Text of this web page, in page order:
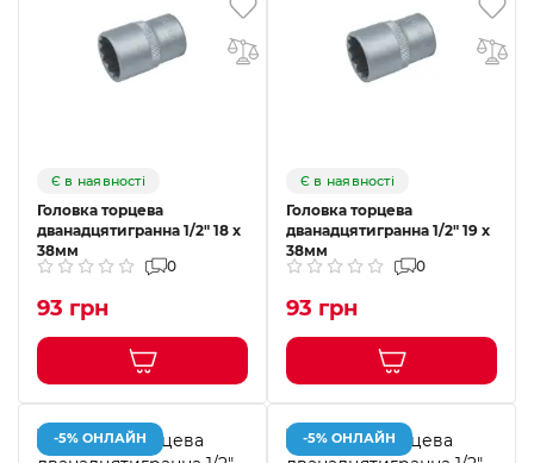
Є в наявності
Головка торцева
дванадцятигранна 1/2" 18 х
38мм
0
93 грн
Є в наявності
Головка торцева
дванадцятигранна 1/2" 19 х
38мм
0
93 грн
-5% ОНЛАЙН -5% ОНЛАЙН